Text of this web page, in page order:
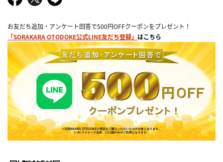
お友だち追加・アンケート回答で500円OFFクーポンをプレゼント！
「SORAKARA OTODOKE公式LINE友だち登録」 はこちら